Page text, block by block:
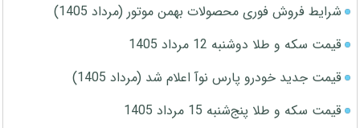
شرایط فروش فوری محصولات بهمن موتور (مرداد 1405)
قیمت سکه و طلا دوشنبه 12 مرداد 1405
قیمت جدید خودرو پارس نوآ اعلام شد (مرداد 1405)
قیمت سکه و طلا پنج‌شنبه 15 مرداد 1405